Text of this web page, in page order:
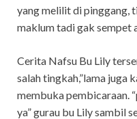
yang melilit di pinggang,
maklum tadi gak sempet
Cerita Nafsu Bu Lily
salah tingkah,”lama juga
membuka pembicaraan.
ya” gurau bu Lily sambil